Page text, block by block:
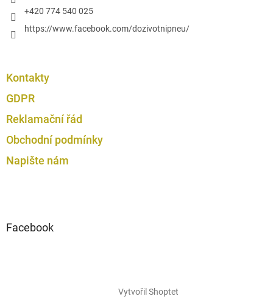
+420 774 540 025
https://www.facebook.com/dozivotnipneu/
Kontakty
GDPR
Reklamační řád
Obchodní podmínky
Napište nám
Facebook
Vytvořil Shoptet